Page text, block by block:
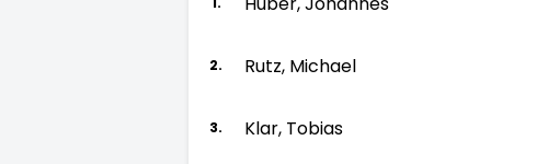
2. Rutz, Michael
3. Klar, Tobias